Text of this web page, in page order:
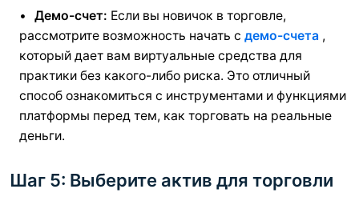
Демо-счет: Если вы новичок в торговле,
рассмотрите возможность начать с демо-счета ,
который дает вам виртуальные средства для
практики без какого-либо риска. Это отличный
способ ознакомиться с инструментами и функциями
платформы перед тем, как торговать на реальные
деньги.
Шаг 5: Выберите актив для торговли